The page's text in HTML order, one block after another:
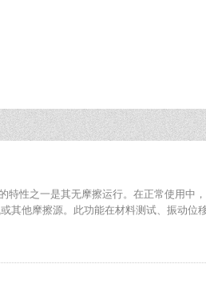
性之一是其无摩擦运行。在正常使用中
其他摩擦源。此功能在材料测试、振动位